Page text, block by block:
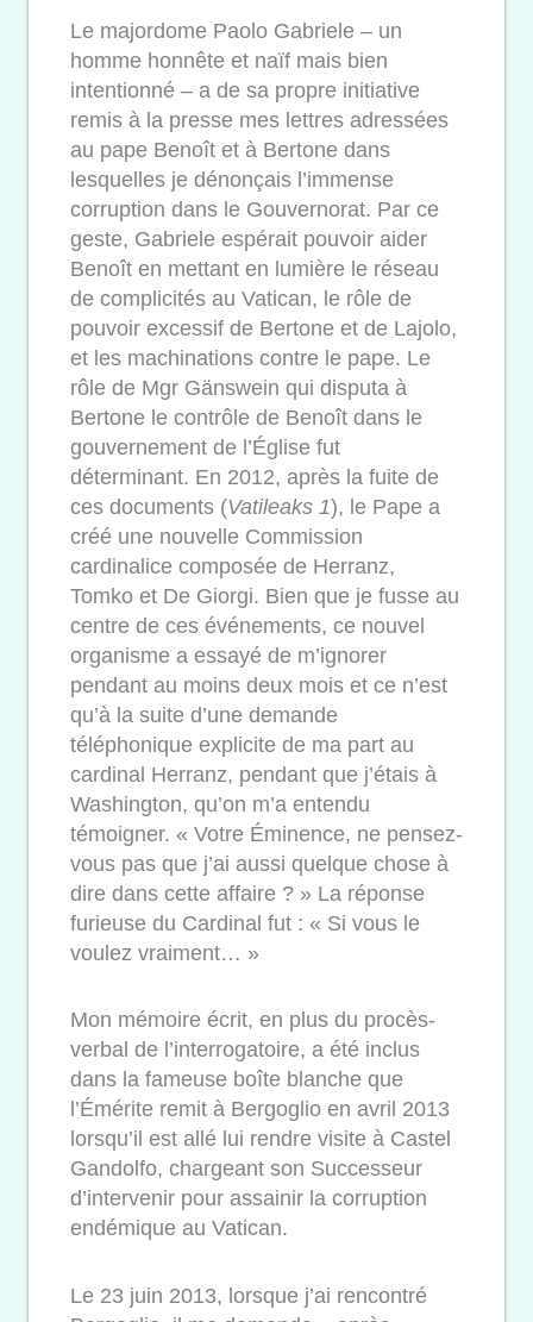
Le majordome Paolo Gabriele – un
homme honnête et naïf mais bien
intentionné – a de sa propre initiative
remis à la presse mes lettres adressées
au pape Benoît et à Bertone dans
lesquelles je dénonçais l’immense
corruption dans le Gouvernorat. Par ce
geste, Gabriele espérait pouvoir aider
Benoît en mettant en lumière le réseau
de complicités au Vatican, le rôle de
pouvoir excessif de Bertone et de Lajolo,
et les machinations contre le pape. Le
rôle de Mgr Gänswein qui disputa à
Bertone le contrôle de Benoît dans le
gouvernement de l’Église fut
déterminant. En 2012, après la fuite de
ces documents (Vatileaks 1), le Pape a
créé une nouvelle Commission
cardinalice composée de Herranz,
Tomko et De Giorgi. Bien que je fusse au
centre de ces événements, ce nouvel
organisme a essayé de m’ignorer
pendant au moins deux mois et ce n’est
qu’à la suite d’une demande
téléphonique explicite de ma part au
cardinal Herranz, pendant que j’étais à
Washington, qu’on m’a entendu
témoigner. « Votre Éminence, ne pensez-
vous pas que j’ai aussi quelque chose à
dire dans cette affaire ? » La réponse
furieuse du Cardinal fut : « Si vous le
voulez vraiment… »
Mon mémoire écrit, en plus du procès-
verbal de l’interrogatoire, a été inclus
dans la fameuse boîte blanche que
l’Émérite remit à Bergoglio en avril 2013
lorsqu’il est allé lui rendre visite à Castel
Gandolfo, chargeant son Successeur
d’intervenir pour assainir la corruption
endémique au Vatican.
Le 23 juin 2013, lorsque j’ai rencontré